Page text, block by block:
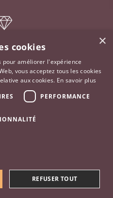
DE
1860
Besoin d'aide ?
×
cookies
pour améliorer l'expérience
vous acceptez tous les cookies
aux cookies. En savoir plus
PERFORMANCE
REFUSER TOUT